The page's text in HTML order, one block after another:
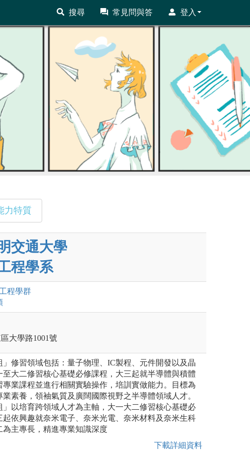
搜尋 常見問與答 登入
力特質
交通大學
程學系
工程學群
大學路1001號
」修習領域包括：量子物理、IC製程、元件開發以及晶
至大二修習核心基礎必修課程，大三起就半導體與積體
專業課程並進行相關實驗操作，培訓實做能力。目標為
素養，領袖氣質及廣闊國際視野之半導體領域人才。
」以培育跨領域人才為主軸，大一大二修習核心基礎必
起依興趣就奈米電子、奈米光電、奈米材料及奈米生科
為主專長，精進專業知識深度
下載詳細資料